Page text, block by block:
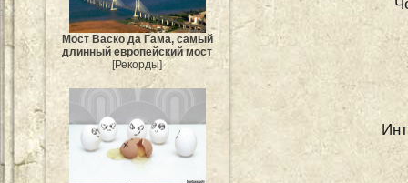
Мост Васко да Гама, самый
длинный европейский мост
[Рекорды]